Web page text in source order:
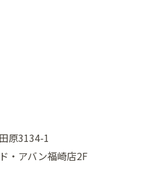
原3134-1
アバン福崎店2F